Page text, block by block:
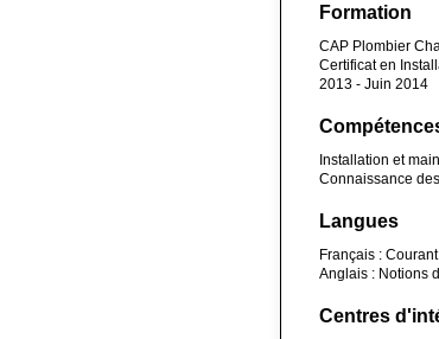
Formation
CAP Plombier
Certificat en
2013 - Juin 2014
Installation et
Connaissance
Langues
Français : Courant
Anglais : Notions
Centres